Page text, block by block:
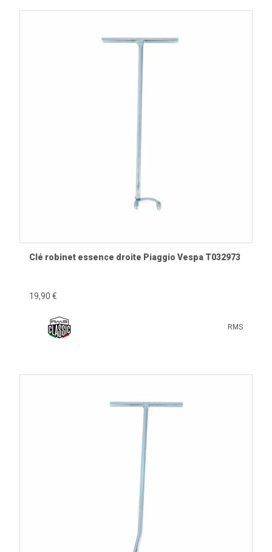
Clé robinet essence droite Piaggio Vespa T032973
19,90 €
RMS